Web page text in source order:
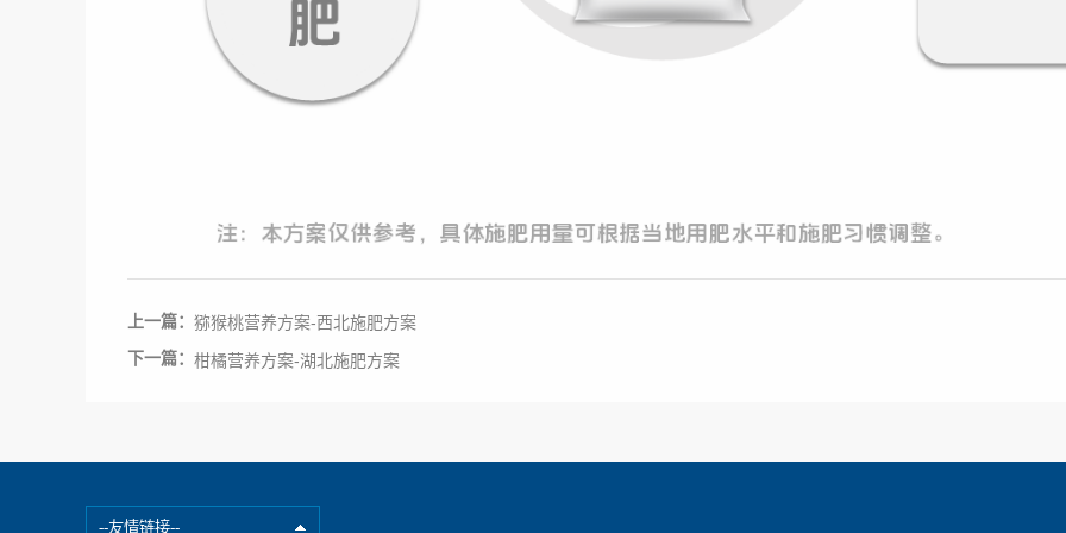
上一篇： 猕猴桃营养方案-西北施肥方案
下一篇： 柑橘营养方案-湖北施肥方案